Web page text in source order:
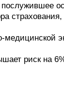
послужившее
риск на